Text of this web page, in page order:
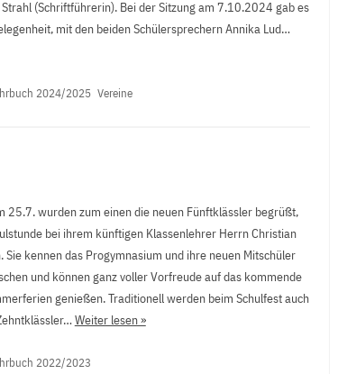
(Schriftführerin). Bei der Sitzung am 7.10.2024 gab es
mit den beiden Schülersprechern Annika Lud…
2024/2025 Vereine
25.7. wurden zum einen die neuen Fünftklässler begrüßt,
bei ihrem künftigen Klassenlehrer Herrn Christian
Sie kennen das Progymnasium und ihre neuen Mitschüler
und können ganz voller Vorfreude auf das kommende
genießen. Traditionell werden beim Schulfest auch
Weiter lesen »
2022/2023